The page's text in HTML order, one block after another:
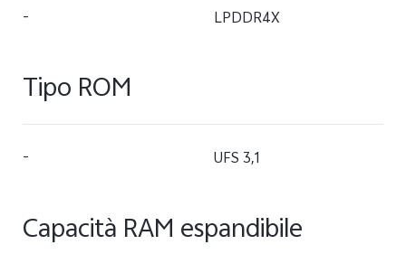
- LPDDR4X
Tipo ROM
- UFS 3,1
Capacità RAM espandibile